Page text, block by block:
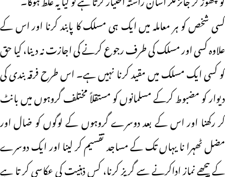
کسی شخص کو ہر معاملہ میں ایک ہی مسلک کا پابند کرنا اور اس کے
علاوہ کسی اور مسلک کی طرف رجوع کرنے کی اجازت نہ دینا، کیا حق
کو کسی ایک مسلک میں مقید کرنا نہیں ہے۔ اس طرح فرقہ بندی کی
دیوار کو مضبوط کرکے مسلمانوں کو مستقلاً مختلف گروہوں میں بانٹ
کر رکھنا اور اس کے بعد دوسرے گروہوں کے لوگوں کو ضال اور
مضل ٹھہرا نا یہاں تک کے مساجد تقسیم کر لینا اور ایک دوسرے
کے پیچھے نماز اداکرنے سے گریز کرنا، کس ذہنیت کی عکاسی کر تا ہے